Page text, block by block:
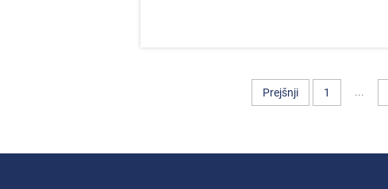
Prejšnji 1 ...